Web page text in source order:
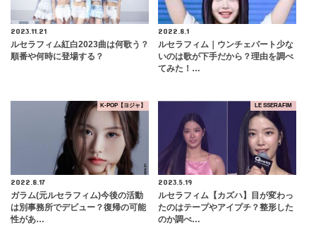
2023.11.21
ルセラフィム紅白2023曲は何歌う？
順番や何時に登場する？
2022.8.1
ルセラフィム｜ウンチェパート少な
いのは歌が下手だから？理由を調べ
てみた！…
K-POP【ヨジャ】
2022.8.17
ガラム(元ルセラフィム)今後の活動
は別事務所でデビュー？復帰の可能
性があ…
LE SSERAFIM
2023.5.19
ルセラフィム【カズハ】目が変わっ
たのはテープやアイプチ？整形した
のか調べ…